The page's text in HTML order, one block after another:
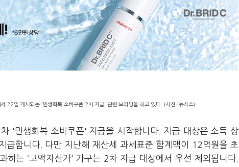
22일 개시되는 '민생회복 소비쿠폰 2차 지급' 관련 브리핑을 하고 있다. (사진=뉴시스)
'민생회복 소비쿠폰' 지급을 시작합니다. 지급 대상은 소득 상
합니다. 다만 지난해 재산세 과세표준 합계액이 12억원을 초
하는 '고액자산가' 가구는 2차 지급 대상에서 우선 제외됩니다.